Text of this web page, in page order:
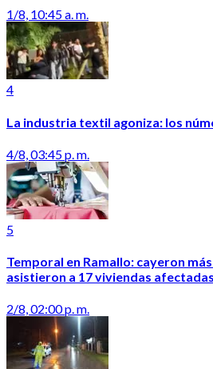
1/8, 10:45 a. m.
4
La industria textil agoniza: los
4/8, 03:45 p. m.
5
Temporal en Ramallo: cayeron
asistieron a 17 viviendas afectadas
2/8, 02:00 p. m.